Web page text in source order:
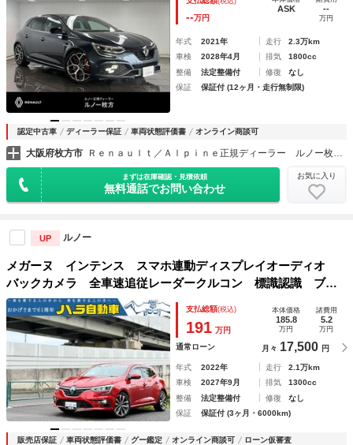
ラ 前面衝突警報 ＡＣＣ 認定中古車保証付き
--万円
ASK --
万円
年式 2021年 走行
2.3万km
車検
2028年4月 排気
1800cc
整備
法定整備付 修復
なし
保証
保証付 (12ヶ月・走行無制限)
認定中古車 ディーラー保証 車両状態評価書 オンライン商談可
大阪府枚方市 Ｒｅｎａｕｌｔ／Ａｌｐｉｎｅ正規ディーラー ルノー枚方・アルピーヌポイント枚方
まずは在庫確認・見積依頼
無料通話でお問い合わせ
お気に入り
UP ルノー
メガーヌ インテンス スマホ連動ディスプレイオーディオ
バックカメラ 全車速追従レーダークルコン 標識認識 ブラ
インドスポットモニター ハーフレザーシート シートヒータ
ー ＥＴＣ２．０ 前後ソナー 禁煙車 ＬＥＤライト
支払総額(税込)
191 万円
本体価格
185.8
万円
諸費用
5.2
万円
通常ローン 月々 17,500 円
年式 2022年 走行
2.1万km
車検
2027年9月 排気
1300cc
整備
法定整備付 修復
なし
保証
保証付 (3ヶ月・6000km)
販売店保証 車両状態評価書 グー鑑定 オンライン商談可 ローン仮審査